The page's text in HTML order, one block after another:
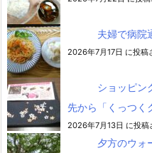
夫婦で病院
2026年7月17日 に投稿
ショッピン
先から「くっつく
2026年7月13日 に投稿
夕方のウォ